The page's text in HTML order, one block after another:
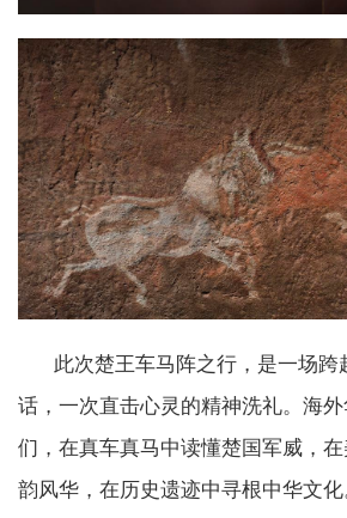
此次楚王车马阵之行，是一场跨
话，一次直击心灵的精神洗礼。海
们，在真车真马中读懂楚国军威，
韵风华，在历史遗迹中寻根中华文化